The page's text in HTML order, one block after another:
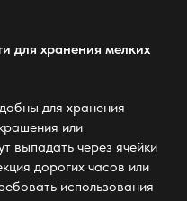
для хранения мелких
для хранения
или
выпадать через ячейки
дорогих часов или
использования